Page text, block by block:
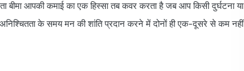
आपकी कमाई का एक हिस्सा तब कवर करता है जब आप किसी दुर्घटना या
के समय मन की शांति प्रदान करने में दोनों ही एक-दूसरे से कम नहीं